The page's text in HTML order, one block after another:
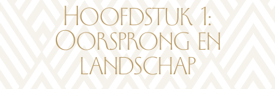
Hoofdstuk 1:
Oorsprong en
landschap